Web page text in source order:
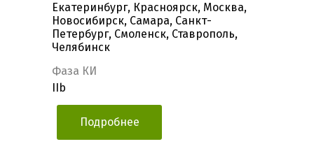
Екатеринбург, Красноярск, Москва,
Новосибирск, Самара, Санкт-
Петербург, Смоленск, Ставрополь,
Челябинск
Фаза КИ
IIb
Подробнее